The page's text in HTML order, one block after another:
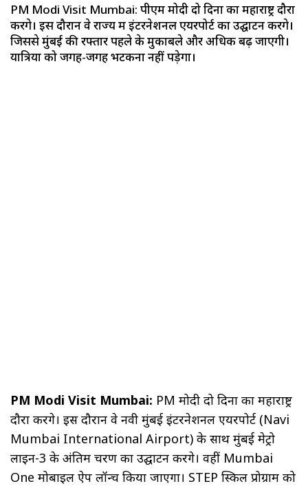
PM Modi Visit Mumbai: पीएम मोदी दो दिनों का महाराष्ट्र दौरा
करेंगे। इस दौरान वे राज्य में इंटरनेशनल एयरपोर्ट का उद्घाटन करेंगे।
जिससे मुंबई की रफ्तार पहले के मुकाबले और अधिक बढ़ जाएगी।
यात्रियों को जगह-जगह भटकना नहीं पड़ेगा।
PM Modi Visit Mumbai: PM मोदी दो दिनों का महाराष्ट्र
दौरा करेंगे। इस दौरान वे नवी मुंबई इंटरनेशनल एयरपोर्ट (Navi
Mumbai International Airport) के साथ मुंबई मेट्रो
लाइन-3 के अंतिम चरण का उद्घाटन करेंगे। वहीं Mumbai
One मोबाइल ऐप लॉन्च किया जाएगा। STEP स्किल प्रोग्राम को